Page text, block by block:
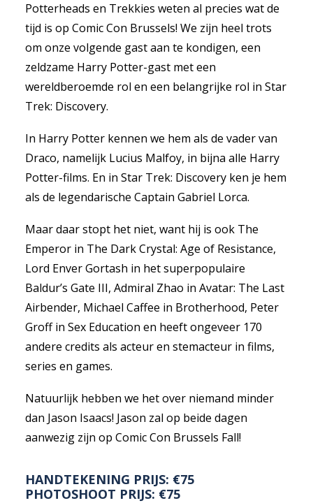
Potterheads en Trekkies weten al precies wat de
tijd is op Comic Con Brussels! We zijn heel trots
om onze volgende gast aan te kondigen, een
zeldzame Harry Potter-gast met een
wereldberoemde rol en een belangrijke rol in Star
Trek: Discovery.
In Harry Potter kennen we hem als de vader van
Draco, namelijk Lucius Malfoy, in bijna alle Harry
Potter-films. En in Star Trek: Discovery ken je hem
als de legendarische Captain Gabriel Lorca.
Maar daar stopt het niet, want hij is ook The
Emperor in The Dark Crystal: Age of Resistance,
Lord Enver Gortash in het superpopulaire
Baldur’s Gate III, Admiral Zhao in Avatar: The Last
Airbender, Michael Caffee in Brotherhood, Peter
Groff in Sex Education en heeft ongeveer 170
andere credits als acteur en stemacteur in films,
series en games.
Natuurlijk hebben we het over niemand minder
dan Jason Isaacs! Jason zal op beide dagen
aanwezig zijn op Comic Con Brussels Fall!
HANDTEKENING PRIJS: €75
PHOTOSHOOT PRIJS: €75